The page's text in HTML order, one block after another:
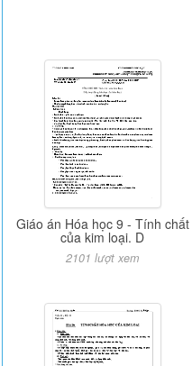
Giáo án Hóa học 9 - Tính chất
của kim loại. D
2101 lượt xem